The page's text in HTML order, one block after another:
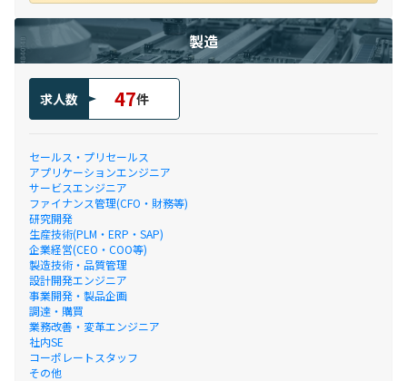
製造
求人数 47件
セールス・プリセールス
アプリケーションエンジニア
サービスエンジニア
ファイナンス管理(CFO・財務等)
研究開発
生産技術(PLM・ERP・SAP)
企業経営(CEO・COO等)
製造技術・品質管理
設計開発エンジニア
事業開発・製品企画
調達・購買
業務改善・変革エンジニア
社内SE
コーポレートスタッフ
その他